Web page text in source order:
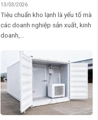
13/03/2026
Tiêu chuẩn kho lạnh là yếu tố mà
các doanh nghiệp sản xuất, kinh
doanh,...